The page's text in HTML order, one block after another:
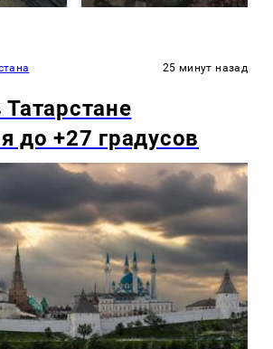
25 минут назад
до +27 градусов